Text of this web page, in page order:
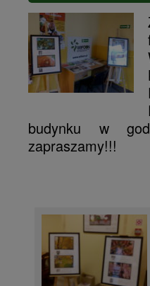
budynku w
zapraszamy!!!